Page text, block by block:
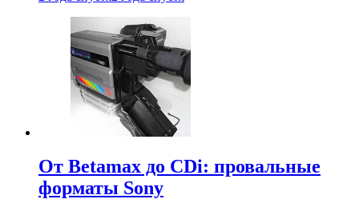
От Betamax до CDi: провальные
форматы Sony